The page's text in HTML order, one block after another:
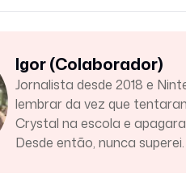
Igor (Colaborador)
Jornalista desde 2018 e
lembrar da vez que
Crystal na escola e
Desde então, nunca superei.